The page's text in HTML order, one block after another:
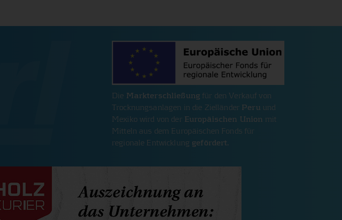
Die Markterschließung für den Verkauf von
Trocknungsanlagen in die Zielländer Peru und
Mexiko wird von der Europäischen Union mit
Mitteln aus dem Europäischen Fonds für
regionale Entwicklung gefördert.